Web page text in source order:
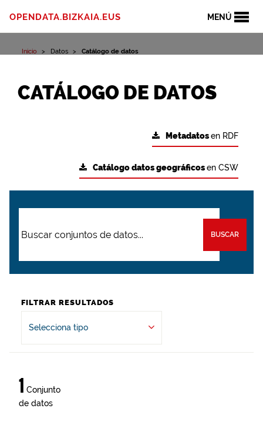
MENÚ
OPENDATA.BIZKAIA.EUS
Inicio Datos Catálogo de datos
CATÁLOGO DE DATOS
Metadatosen RDF
Catálogo datos geográficosen CSW
BUSCAR
FILTRAR RESULTADOS
Selecciona tipo
1 Conjunto
de datos